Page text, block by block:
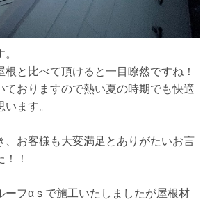
と比べて頂けると一目瞭然ですね！
ておりますので熱い夏の時期でも快適
ます。
、お客様も大変満足とありがたいお言
！
ーフαｓで施工いたしましたが屋根材